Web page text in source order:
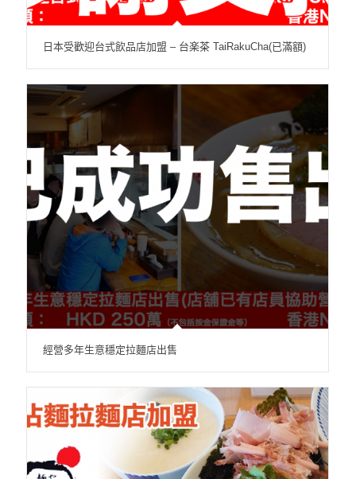
日本受歡迎台式飲品店加盟 – 台楽茶 TaiRakuCha(已滿額)
經營多年生意穩定拉麵店出售